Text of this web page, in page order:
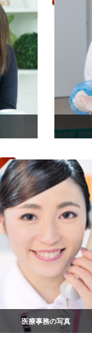
医療事務の写真